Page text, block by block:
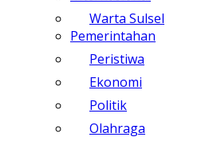
Warta Sulsel
Pemerintahan
Peristiwa
Ekonomi
Politik
Olahraga